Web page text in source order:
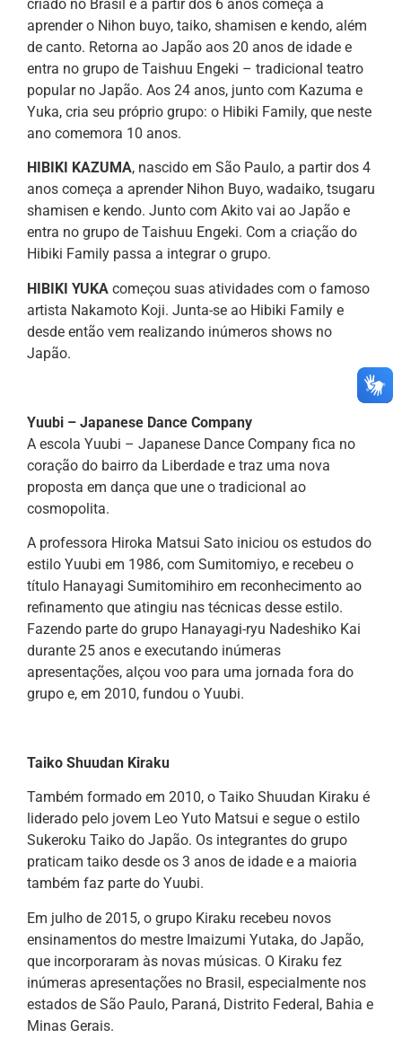
criado no Brasil e a partir dos 6 anos começa a
aprender o Nihon buyo, taiko, shamisen e kendo, além
de canto. Retorna ao Japão aos 20 anos de idade e
entra no grupo de Taishuu Engeki – tradicional teatro
popular no Japão. Aos 24 anos, junto com Kazuma e
Yuka, cria seu próprio grupo: o Hibiki Family, que neste
ano comemora 10 anos.
HIBIKI KAZUMA, nascido em São Paulo, a partir dos 4
anos começa a aprender Nihon Buyo, wadaiko, tsugaru
shamisen e kendo. Junto com Akito vai ao Japão e
entra no grupo de Taishuu Engeki. Com a criação do
Hibiki Family passa a integrar o grupo.
HIBIKI YUKA começou suas atividades com o famoso
artista Nakamoto Koji. Junta-se ao Hibiki Family e
desde então vem realizando inúmeros shows no
Japão.
Yuubi – Japanese Dance Company
A escola Yuubi – Japanese Dance Company fica no
coração do bairro da Liberdade e traz uma nova
proposta em dança que une o tradicional ao
cosmopolita.
A professora Hiroka Matsui Sato iniciou os estudos do
estilo Yuubi em 1986, com Sumitomiyo, e recebeu o
título Hanayagi Sumitomihiro em reconhecimento ao
refinamento que atingiu nas técnicas desse estilo.
Fazendo parte do grupo Hanayagi-ryu Nadeshiko Kai
durante 25 anos e executando inúmeras
apresentações, alçou voo para uma jornada fora do
grupo e, em 2010, fundou o Yuubi.
Taiko Shuudan Kiraku
Também formado em 2010, o Taiko Shuudan Kiraku é
liderado pelo jovem Leo Yuto Matsui e segue o estilo
Sukeroku Taiko do Japão. Os integrantes do grupo
praticam taiko desde os 3 anos de idade e a maioria
também faz parte do Yuubi.
Em julho de 2015, o grupo Kiraku recebeu novos
ensinamentos do mestre Imaizumi Yutaka, do Japão,
que incorporaram às novas músicas. O Kiraku fez
inúmeras apresentações no Brasil, especialmente nos
estados de São Paulo, Paraná, Distrito Federal, Bahia e
Minas Gerais.